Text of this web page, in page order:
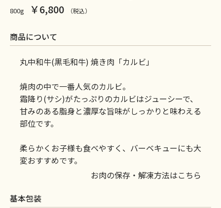
800g ￥6,800 （税込）
商品について
丸中和牛(黒毛和牛) 焼き肉「カルビ」
焼肉の中で一番人気のカルビ。
霜降り(サシ)がたっぷりのカルビはジューシーで、
甘みのある脂身と濃厚な旨味がしっかりと味わえる
部位です。
柔らかくお子様も食べやすく、バーベキューにも大
変おすすめです。
お肉の保存・解凍方法はこちら
基本包装